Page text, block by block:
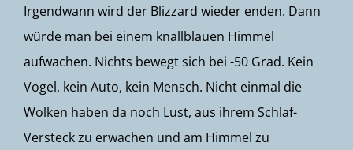
Irgendwann wird der Blizzard wieder enden. Dann
würde man bei einem knallblauen Himmel
aufwachen. Nichts bewegt sich bei -50 Grad. Kein
Vogel, kein Auto, kein Mensch. Nicht einmal die
Wolken haben da noch Lust, aus ihrem Schlaf-
Versteck zu erwachen und am Himmel zu